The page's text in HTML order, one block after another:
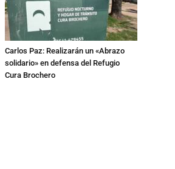
Carlos Paz: Realizarán un «Abrazo
solidario» en defensa del Refugio
Cura Brochero